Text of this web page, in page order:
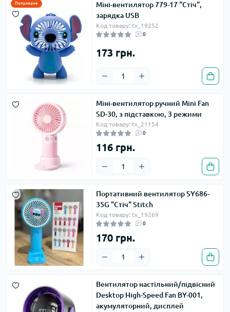
Популярне
Міні-вентилятор 779-17 "Стіч",
зарядка USB
Код товару: tx_19252
0
173 грн.
Міні-вентилятор ручний Mini Fan
SD-30, з підставкою, 3 режими
Код товару: tx_21154
0
116 грн.
Портативний вентилятор SY686-
35G "Стіч" Stitch
Код товару: tx_19269
0
170 грн.
Вентилятор настільний/підвісний
Desktop High-Speed Fan BY-001,
акумуляторний, дисплей